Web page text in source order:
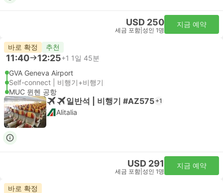
USD 250
세금 포함 성인 1명
지금 예약
바로 확정 추천
11:40 12:25+1 1일 45분
GVA Geneva Airport
Self-connect | 비행기+비행기
MUC 뮌헨 공항
일반석 | 비행기 #AZ575 +1
Alitalia
USD 291
세금 포함 성인 1명
지금 예약
바로 확정